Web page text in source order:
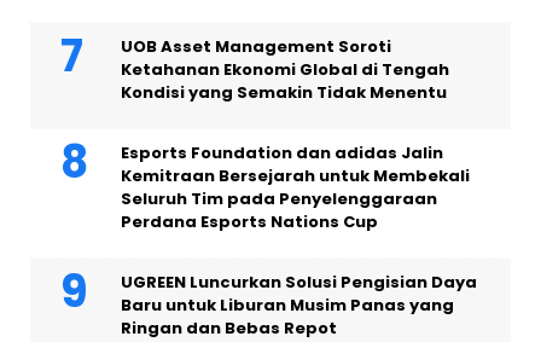
UOB Asset Management Soroti
Ketahanan Ekonomi Global di Tengah
Kondisi yang Semakin Tidak Menentu
Esports Foundation dan adidas Jalin
Kemitraan Bersejarah untuk Membekali
Seluruh Tim pada Penyelenggaraan
Perdana Esports Nations Cup
UGREEN Luncurkan Solusi Pengisian Daya
Baru untuk Liburan Musim Panas yang
Ringan dan Bebas Repot